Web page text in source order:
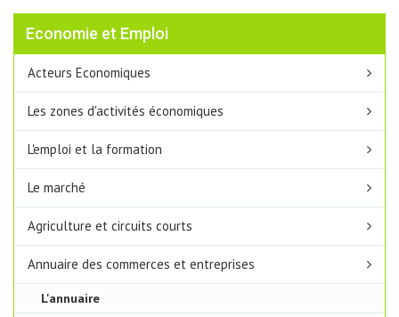
Economie et Emploi
Acteurs Economiques
Les zones d'activités économiques
L'emploi et la formation
Le marché
Agriculture et circuits courts
Annuaire des commerces et entreprises
L'annuaire